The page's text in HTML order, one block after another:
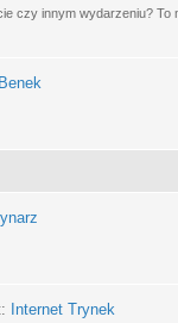
czy innym wydarzeniu? To
Internet Trynek